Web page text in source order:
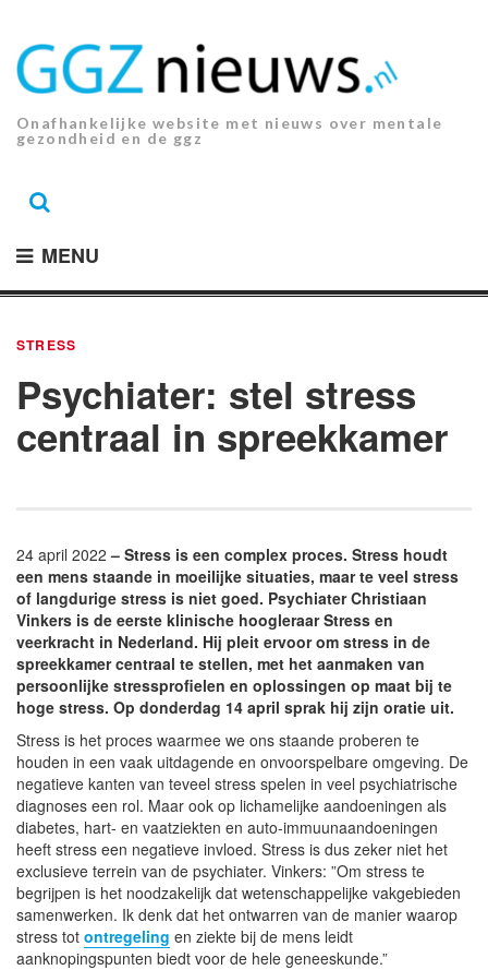
inhoud.
Onafhankelijke website met nieuws over mentale
gezondheid en de ggz
MENU
STRESS
Psychiater: stel stress
centraal in spreekkamer
24 april 2022 – Stress is een complex proces. Stress houdt
een mens staande in moeilijke situaties, maar te veel stress
of langdurige stress is niet goed. Psychiater Christiaan
Vinkers is de eerste klinische hoogleraar Stress en
veerkracht in Nederland. Hij pleit ervoor om stress in de
spreekkamer centraal te stellen, met het aanmaken van
persoonlijke stressprofielen en oplossingen op maat bij te
hoge stress. Op donderdag 14 april sprak hij zijn oratie uit.
Stress is het proces waarmee we ons staande proberen te
houden in een vaak uitdagende en onvoorspelbare omgeving. De
negatieve kanten van teveel stress spelen in veel psychiatrische
diagnoses een rol. Maar ook op lichamelijke aandoeningen als
diabetes, hart- en vaatziekten en auto-immuunaandoeningen
heeft stress een negatieve invloed. Stress is dus zeker niet het
exclusieve terrein van de psychiater. Vinkers: ”Om stress te
begrijpen is het noodzakelijk dat wetenschappelijke vakgebieden
samenwerken. Ik denk dat het ontwarren van de manier waarop
stress tot ontregeling en ziekte bij de mens leidt
aanknopingspunten biedt voor de hele geneeskunde.”